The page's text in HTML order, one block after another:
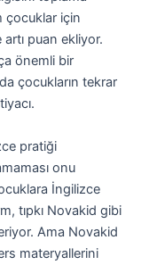
çocuklar için
puan ekliyor.
önemli bir
çocukların tekrar
pratiği
onu
İngilizce
tıpkı Novakid gibi
Ama Novakid
materyallerini